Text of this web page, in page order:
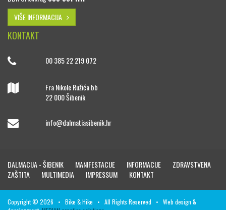
VIŠE INFORMACIJA
KONTAKT
00 385 22 219 072
Fra Nikole Ružića bb
22 000 Šibenik
info@dalmatiasibenik.hr
DALMACIJA - ŠIBENIK MANIFESTACIJE INFORMACIJE
ZDRAVSTVENA
ZAŠTITA
MULTIMEDIA IMPRESSUM KONTAKT
Copyright © 2026 • Bike & Hike • All Rights Reserved • Web design &